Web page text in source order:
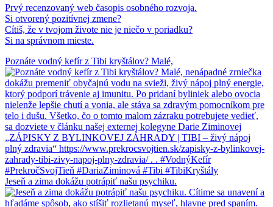
Prvý recenzovaný web časopis osobného rozvoja.
Si otvorený pozitívnej zmene?
Cítiš, že v tvojom živote nie je niečo v poriadku?
Si na správnom mieste.
Poznáte vodný kefír z Tibi kryštálov? Malé,
Jeseň a zima dokážu potrápiť našu psychiku.